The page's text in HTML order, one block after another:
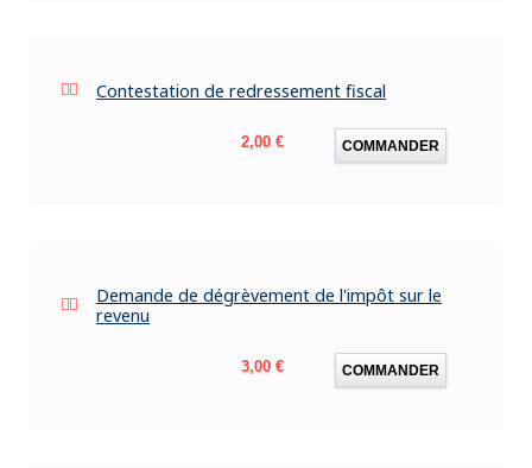
Contestation de redressement fiscal
Prix
2,00 € COMMANDER
Demande de dégrèvement de l'impôt sur le
revenu
Prix
3,00 € COMMANDER